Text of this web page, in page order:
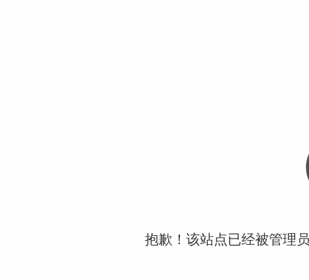
抱歉！该站点已经被管理